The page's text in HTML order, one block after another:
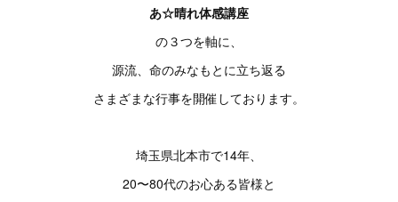
あ☆晴れ体感講座
の３つを軸に、
源流、命のみなもとに立ち返る
さまざまな行事を開催しております。
埼玉県北本市で14年、
20〜80代のお心ある皆様と